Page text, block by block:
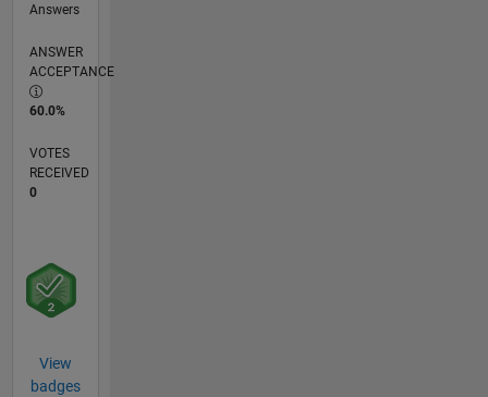
Answers
ANSWER
ACCEPTANCE
60.0%
VOTES
RECEIVED
0
View
badges